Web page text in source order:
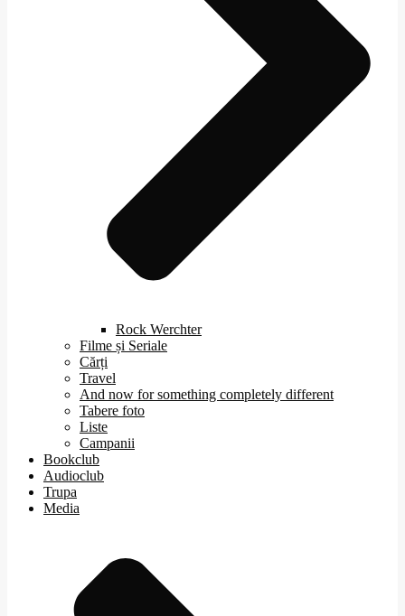
Rock Werchter
Filme și Seriale
Cărți
Travel
And now for something completely different
Tabere foto
Liste
Campanii
Bookclub
Audioclub
Trupa
Media